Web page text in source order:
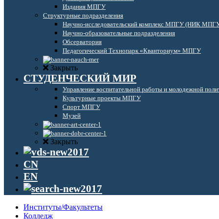
Издания МПГУ
Структурные подразделения
Научно-исследовательский комплекс МПГУ (НИК
Научно-образовательные подразделения
Обсерватория
Педагогический Технопарк «Кванториум» МПГУ
Закрыть
СТУДЕНЧЕСКИЙ МИР
Управление воспитательной работы и молодежной
Культурные проекты МПГУ
Спорт МПГУ
Музей
Закрыть
CN
EN
Институты/Факультеты
Колледж